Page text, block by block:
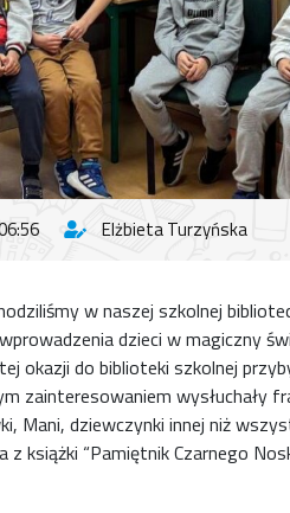
Elżbieta Turzyńska
w naszej szkolnej
dzieci w magiczny
okazji do biblioteki szkolnej
zainteresowaniem wysłuchały
Mani, dziewczynki innej niż
książki “Pamiętnik Czarnego